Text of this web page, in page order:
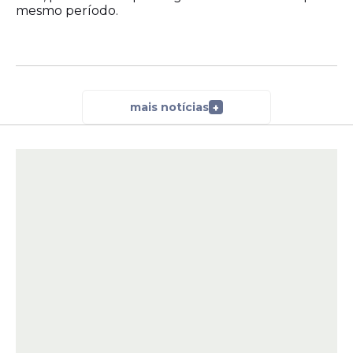
Prefeitura de Limoeirotambém abriu
mesmo período.
mais notícias +